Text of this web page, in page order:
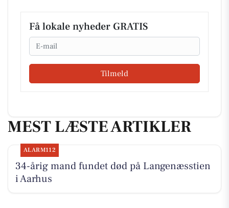
Få lokale nyheder GRATIS
Email
Tilmeld
MEST LÆSTE ARTIKLER
ALARM112
34-årig mand fundet død på Langenæsstien
i Aarhus